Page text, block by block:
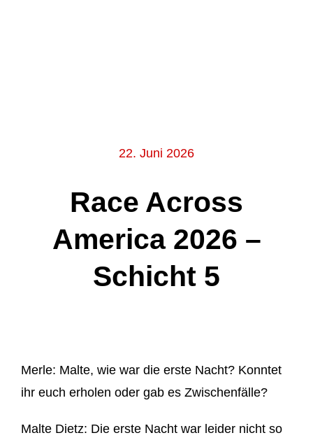
22. Juni 2026
Race Across
America 2026 –
Schicht 5
Merle: Malte, wie war die erste Nacht? Konntet
ihr euch erholen oder gab es Zwischenfälle?
Malte Dietz: Die erste Nacht war leider nicht so